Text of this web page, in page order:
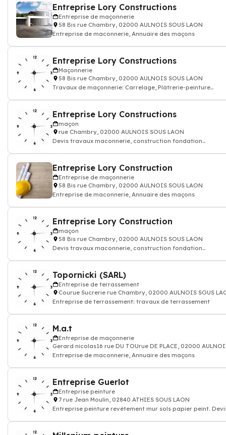
Entreprise Lory Constructions
Entreprise de maçonnerie
58 Bis rue Chambry, 02000 AULNOIS SOUS LAON
Entreprise de maconnerie, Annuaire des maçons
Entreprise Lory Constructions
Maçonnerie
58 Bis rue Chambry, 02000 AULNOIS SOUS LAON
Travaux de maçonnerie: Carrelage, Plâtrerie-peinture
Entreprise Lory Constructions
maçon
rue Chambry, 02000 AULNOIS SOUS LAON
Devis travaux maconnerie, construction fondation
Entreprise Lory Construction
Entreprise de maçonnerie
58 Bis rue Chambry, 02000 AULNOIS SOUS LAON
Entreprise de maconnerie, Annuaire des maçons
Entreprise Lory Construction
maçon
58 Bis rue Chambry, 02000 AULNOIS SOUS LAON
Devis travaux maconnerie, construction fondation
Topornicki (SARL)
Entreprise de terrassement
Courue Sucrerie rue Chambry, 02000 AULNOIS SOUS
Entreprise de terrassement: travaux de terrassement
M.a.t
Entreprise de maçonnerie
Gerard nicolas16 rue DU TOUrue DE PLACE, 02000
Entreprise de maconnerie, Annuaire des maçons
Entreprise Guerlot
Entreprise peinture
7 rue Jean Moulin, 02840 ATHIES SOUS LAON
Entreprise peinture revêtement mur sols papier peint.